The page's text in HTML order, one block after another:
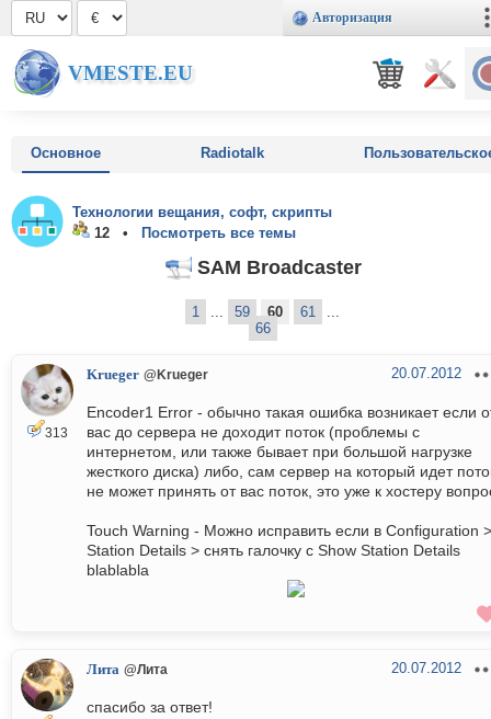
Авторизация
VMESTE.EU
Основное Radiotalk
Технологии вещания, софт, скрипты
12 •
Посмотреть все темы
SAM Broadcaster
1 ... 59 60 61
...
66
313
Krueger @Krueger 20.07.2012
Encoder1 Error - обычно такая ошибка возникает если
вас до сервера не доходит поток (проблемы с
интернетом, или также бывает при большой нагрузке
жесткого диска) либо, сам сервер на который идет
не может принять от вас поток, это уже к хостеру
Touch Warning - Можно исправить если в Configuration >
Station Details > снять галочку с Show Station Details
blablabla
Лита @Лита 20.07.2012
спасибо за ответ!